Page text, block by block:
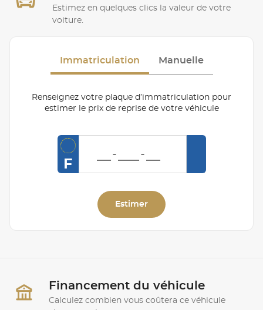
Estimez en quelques clics la valeur de votre
voiture.
Immatriculation Manuelle
Renseignez votre plaque d’immatriculation pour
estimer le prix de reprise de votre véhicule
F
Estimer
Financement du véhicule
Calculez combien vous coûtera ce véhicule